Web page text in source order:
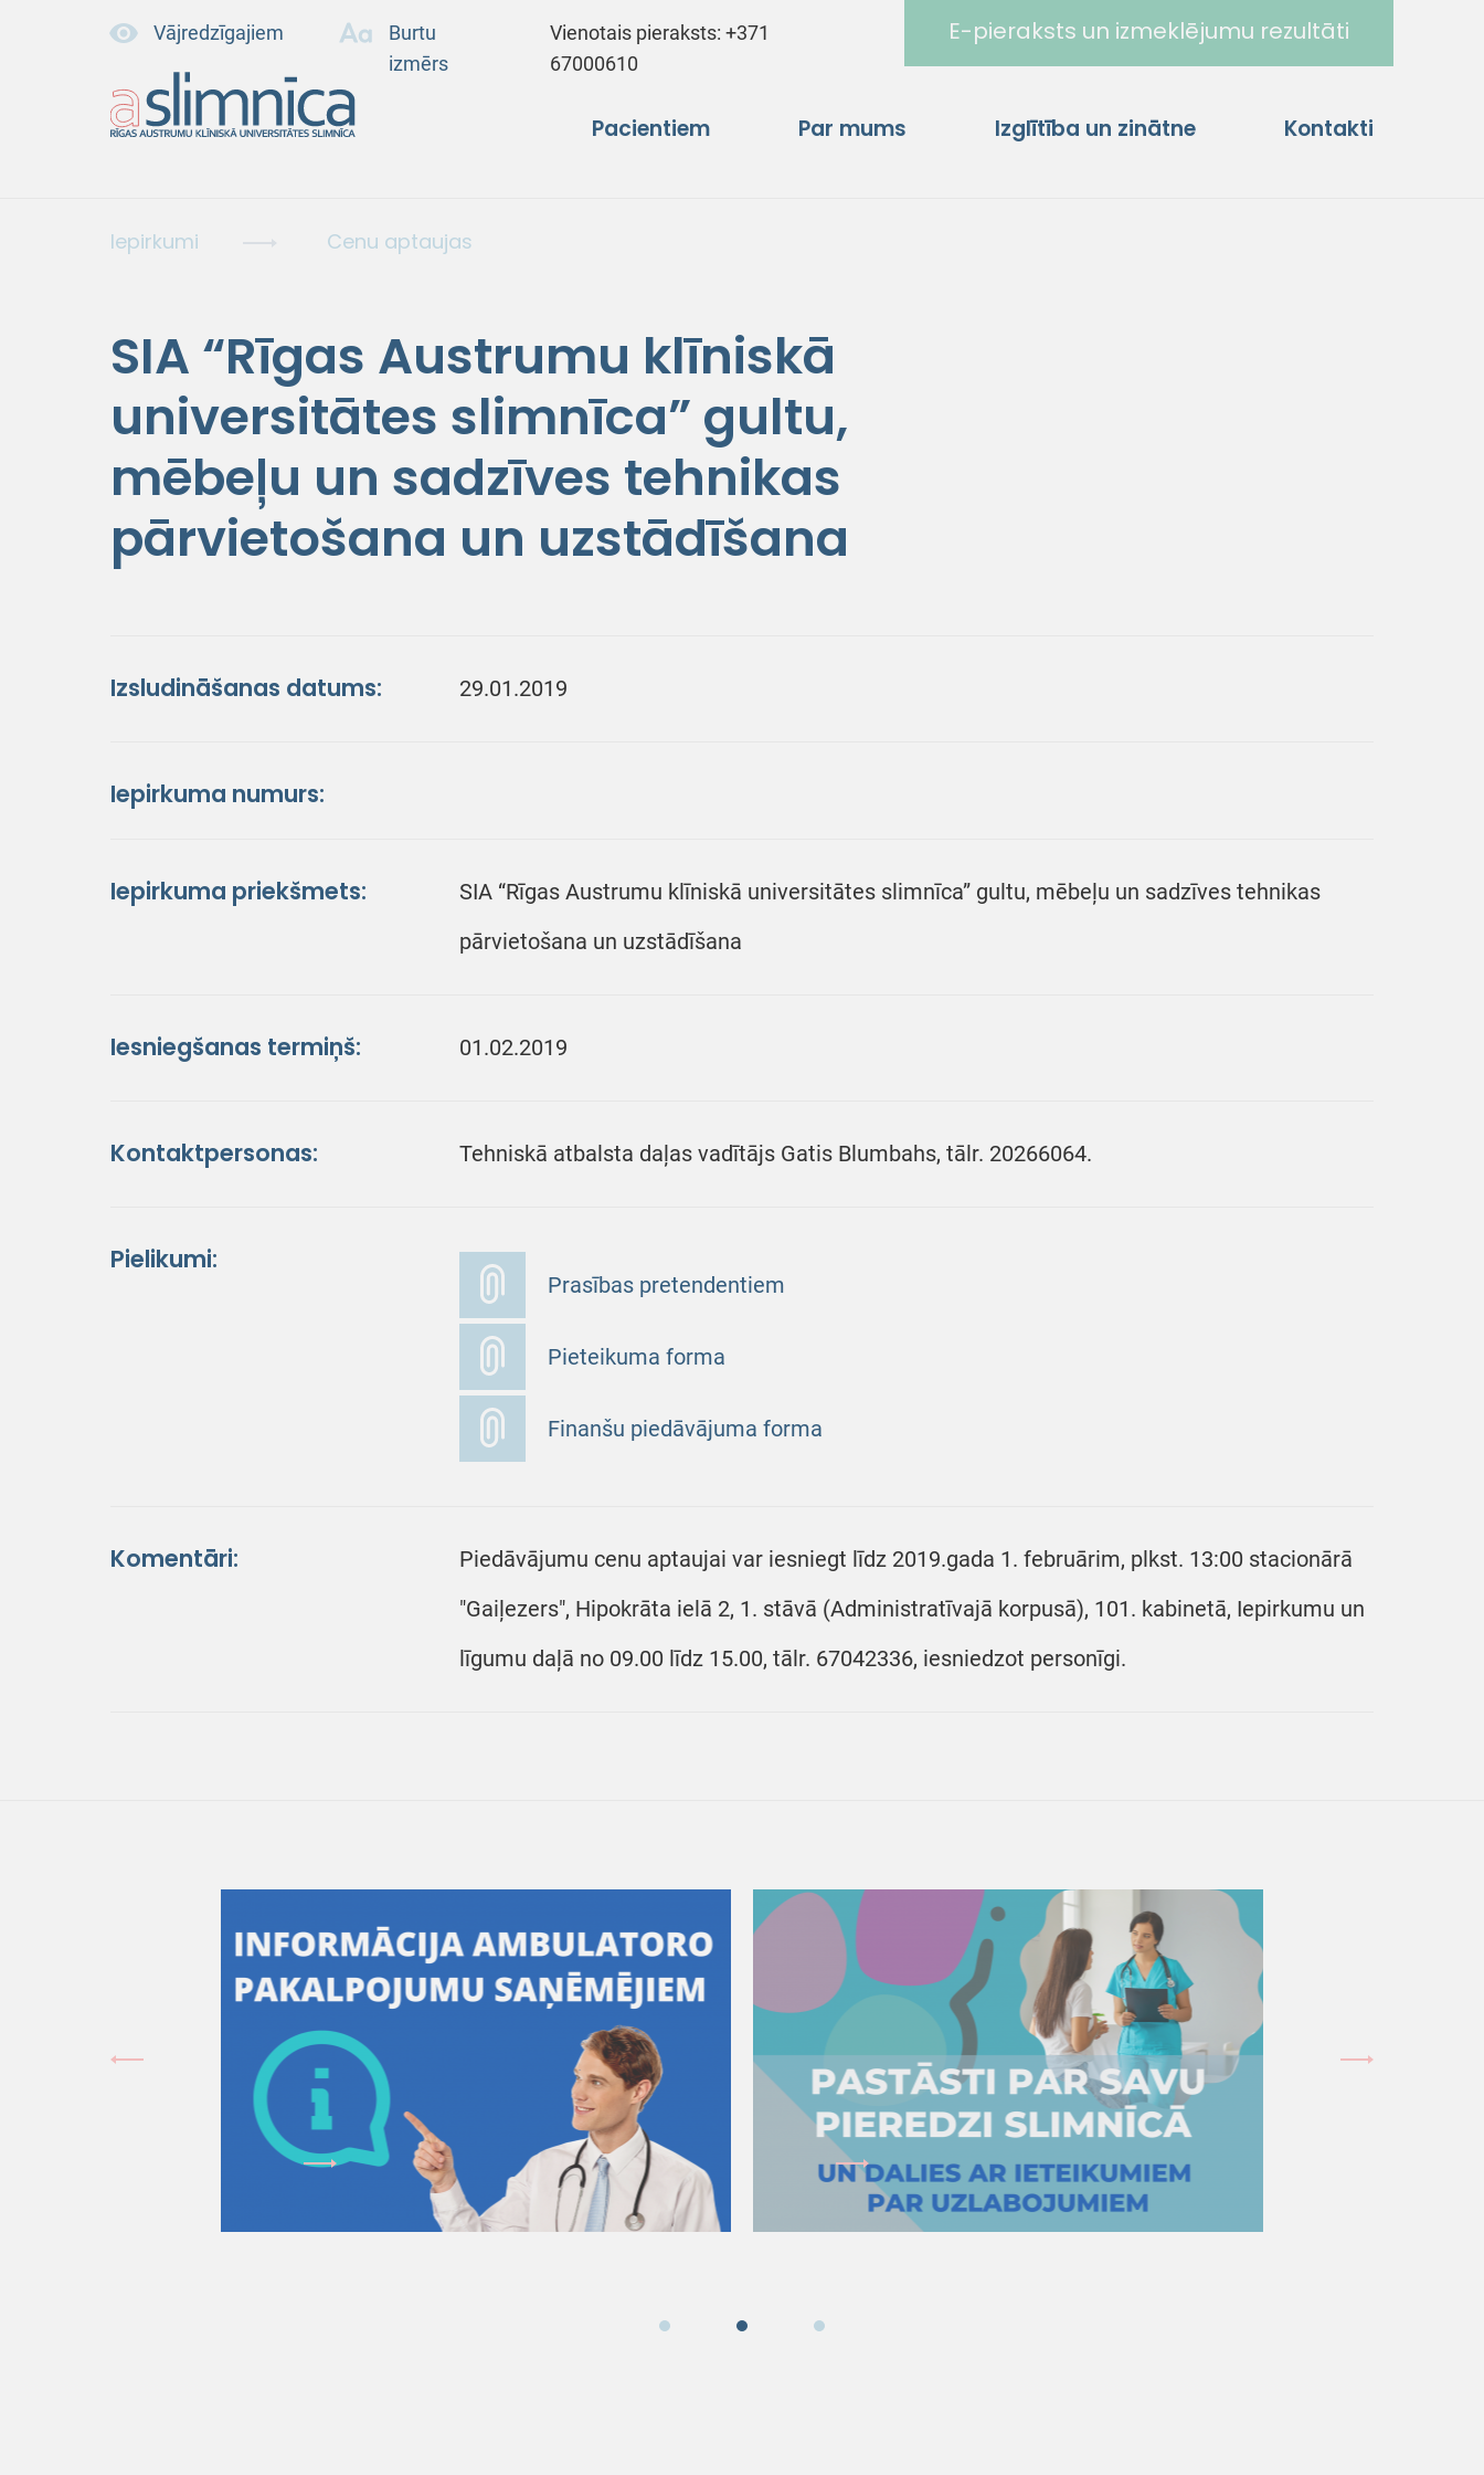
Vājredzīgajiem
Burtu
izmērs
Vienotais pieraksts:+371
67000610
E-pieraksts un izmeklējumu rezultāti
Pacientiem Par mums Izglītība un zinātne Kontakti
Iepirkumi Cenu aptaujas
SIA “Rīgas Austrumu klīniskā
universitātes slimnīca” gultu,
mēbeļu un sadzīves tehnikas
pārvietošana un uzstādīšana
Izsludināšanas datums: 29.01.2019
Iepirkuma numurs:
Iepirkuma priekšmets:
SIA “Rīgas Austrumu klīniskā universitātes slimnīca” gultu, mēbeļu un sadzīves tehnikas
pārvietošana un uzstādīšana
Iesniegšanas termiņš: 01.02.2019
Kontaktpersonas: Tehniskā atbalsta daļas vadītājs Gatis Blumbahs, tālr. 20266064.
Pielikumi:
Prasības pretendentiem
Pieteikuma forma
Finanšu piedāvājuma forma
Komentāri:
Piedāvājumu cenu aptaujai var iesniegt līdz 2019.gada 1. februārim, plkst. 13:00 stacionārā
"Gaiļezers", Hipokrāta ielā 2, 1. stāvā (Administratīvajā korpusā), 101. kabinetā, Iepirkumu un
līgumu daļā no 09.00 līdz 15.00, tālr. 67042336, iesniedzot personīgi.